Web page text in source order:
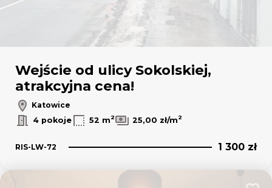
Wejście od ulicy Sokolskiej,
atrakcyjna cena!
Katowice
4 pokoje
52 m2 25,00 zł/m2
RIS-LW-72 1 300 zł